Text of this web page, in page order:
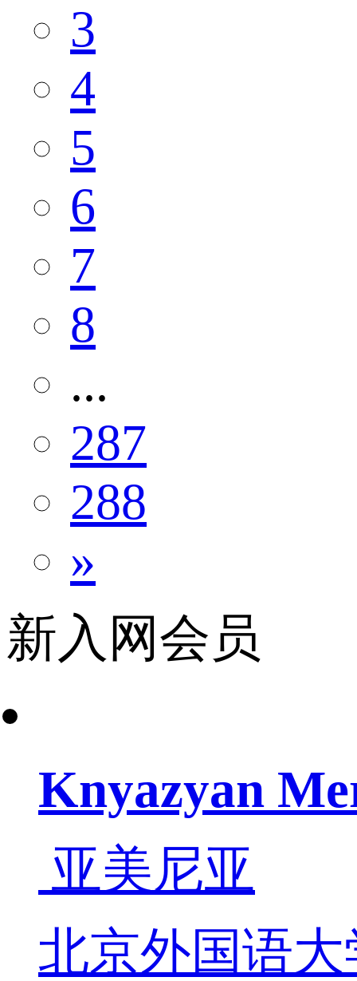
3
4
5
6
7
8
...
287
288
»
新入网会员
Knyazyan
亚美尼亚
北京外国语